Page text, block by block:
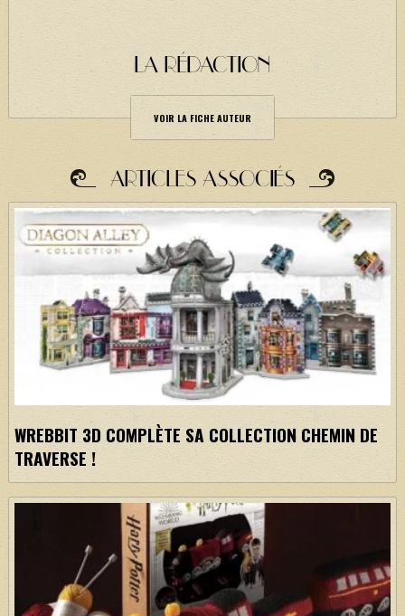
LA RÉDACTION
VOIR LA FICHE AUTEUR
ARTICLES ASSOCIÉS
WREBBIT 3D COMPLÈTE SA COLLECTION CHEMIN DE
TRAVERSE !